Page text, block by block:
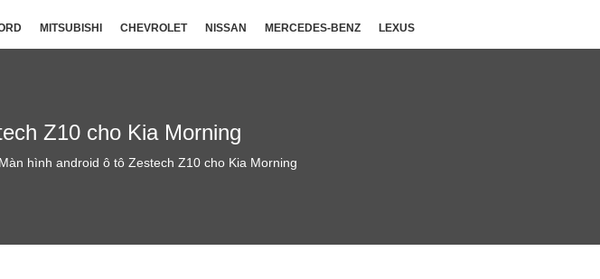
MITSUBISHI CHEVROLET NISSAN MERCEDES-BENZ LEXUS
Z10 cho Kia Morning
Màn hình android ô tô Zestech Z10 cho Kia Morning